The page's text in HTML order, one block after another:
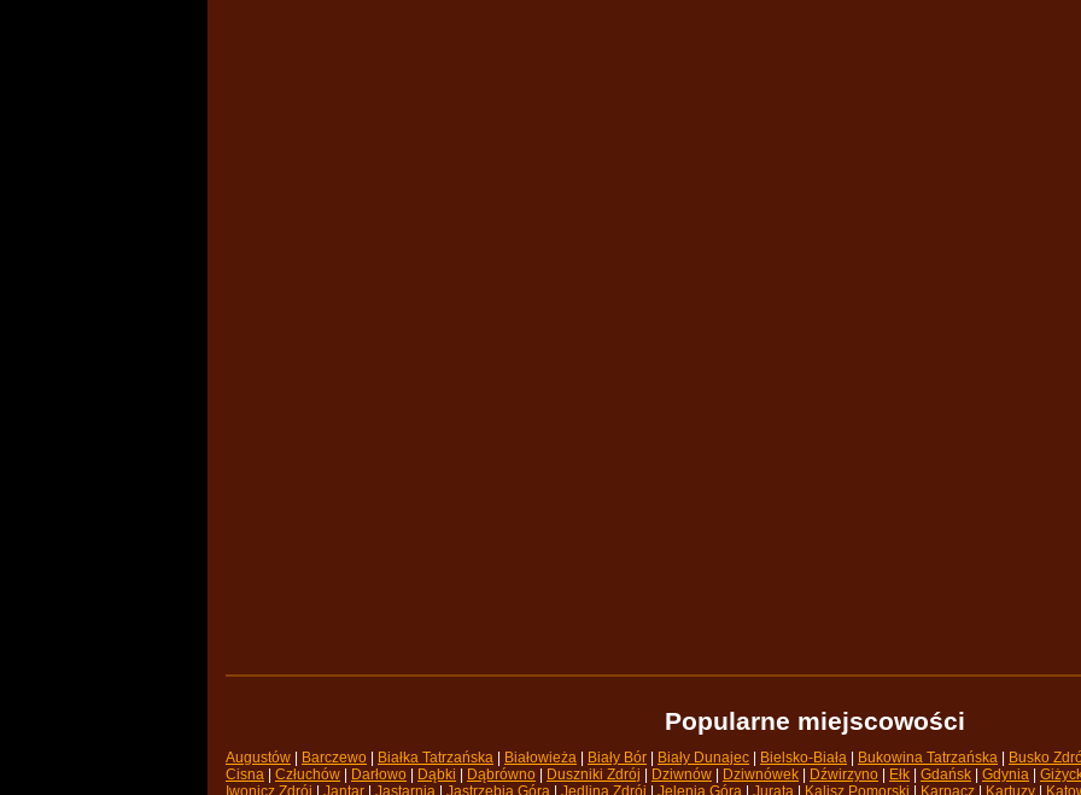
Popularne miejscowości
Augustów Barczewo Białka Tatrzańska Białowieża Biały Bór Biały Dunajec Bielsko-Biała Bukowina Tatrzańska
Busko
Cisna
Człuchów Darłowo Dąbki Dąbrówno Duszniki Zdrój Dziwnów Dziwnówek Dźwirzyno Ełk Gdańsk Gdynia
Iwonicz Zdrój
Jantar Jastarnia Jastrzębia Góra Jedlina Zdrój Jelenia Góra Jurata Kalisz Pomorski Karpacz Kartuzy